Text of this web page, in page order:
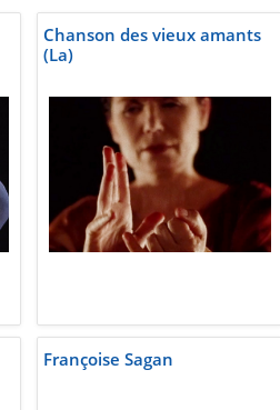
Chanson des vieux amants
(La)
Françoise Sagan